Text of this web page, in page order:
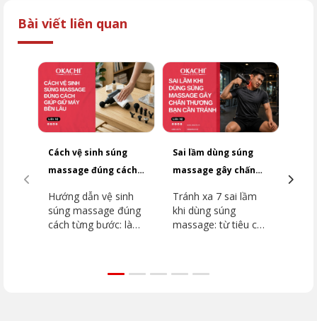
Bài viết liên quan
Cách vệ sinh súng
massage đúng cách
Hướng dẫn vệ sinh
súng massage đúng
cách từng bước: làm
Sai lầm dùng súng
massage gây chấn
tránh
Tránh xa 7 sai lầm
khi dùng súng
massage: từ tiêu cơ